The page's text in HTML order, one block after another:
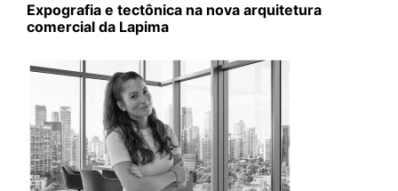
Expografia e tectônica na nova arquitetura
comercial da Lapima